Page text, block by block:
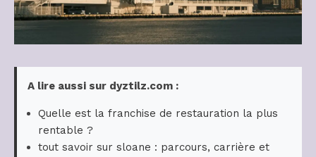
A lire aussi sur dyztilz.com :
Quelle est la franchise de restauration la plus
rentable ?
tout savoir sur sloane : parcours, carrière et